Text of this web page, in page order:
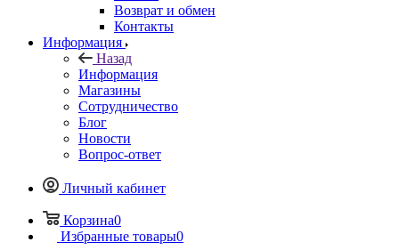
Возврат и обмен
Контакты
Информация
Назад
Информация
Магазины
Сотрудничество
Блог
Новости
Вопрос-ответ
Личный кабинет
Корзина0
Избранные товары0